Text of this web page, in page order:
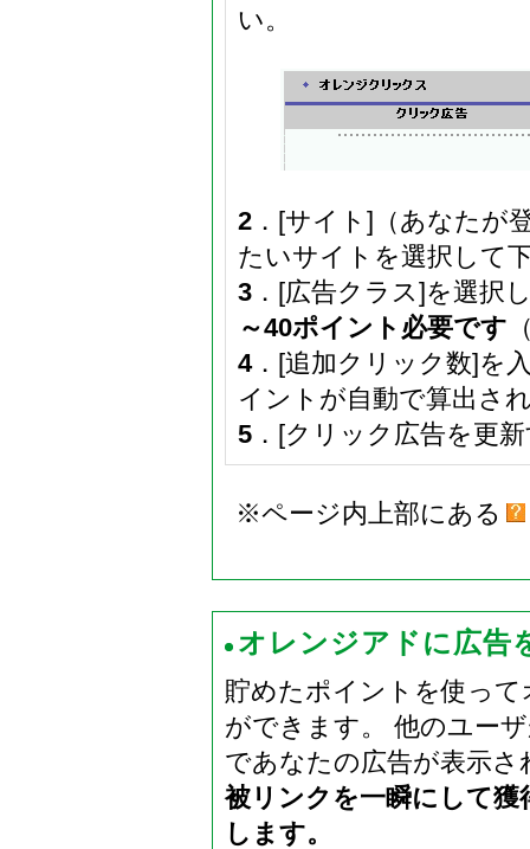
い。
2 ．[サイト]（あなたが
たいサイトを選択して
3 ．[広告クラス]を選択
～40ポイント必要です
4．[追加クリック数]を
イントが自動で算出さ
5 ．[クリック広告を更
※ページ内上部にある
オレンジアドに広告
貯めたポイントを使っ
ができます。 他のユー
であなたの広告が表示さ
被リンクを一瞬にして獲
します。